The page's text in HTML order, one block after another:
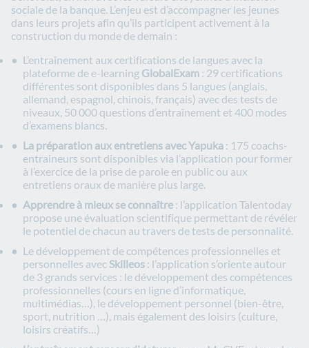
sociale de la banque. L’enjeu est d’accompagner les jeunes
dans leurs projets afin qu’ils participent activement à la
construction du monde de demain :
L’entraînement aux certifications de langues avec la
plateforme de e-learning GlobalExam : 29 certifications
différentes sont disponibles dans 5 langues (anglais,
allemand, espagnol, chinois, français) avec des tests de
niveaux, 50 000 questions d’entraînement et 400 modes
d’examens blancs.
La préparation aux entretiens avec Yapuka : 175 coachs-
entraineurs sont disponibles via l’application pour former
à l’exercice de la prise de parole en public ou aux
entretiens oraux de manière plus large.
Apprendre à mieux se connaître : l’application Talentoday
propose une évaluation scientifique permettant de révéler
le potentiel de chacun au travers de tests de personnalité.
Le développement de compétences professionnelles et
personnelles avec Skilleos : l’application s’oriente autour
de 3 grands services : le développement des compétences
professionnelles (cours en ligne d’informatique,
multimédias…), le développement personnel (bien-être,
sport, nutrition …), mais également des loisirs (culture,
loisirs créatifs…)